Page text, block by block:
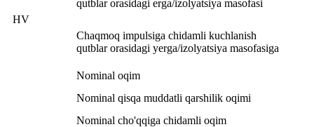
HV
qutblar orasidagi erga/izolyatsiya masofasi
Chaqmoq impulsiga chidamli kuchlanish
qutblar orasidagi yerga/izolyatsiya masofasiga
Nominal oqim
Nominal qisqa muddatli qarshilik oqimi
Nominal cho'qqiga chidamli oqim